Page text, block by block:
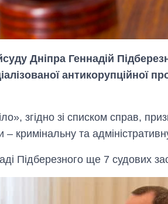
Дніпра Геннадій
антикорупційної
згідно зі списком справ,
– кримінальну та
Підберезного ще 7 судових